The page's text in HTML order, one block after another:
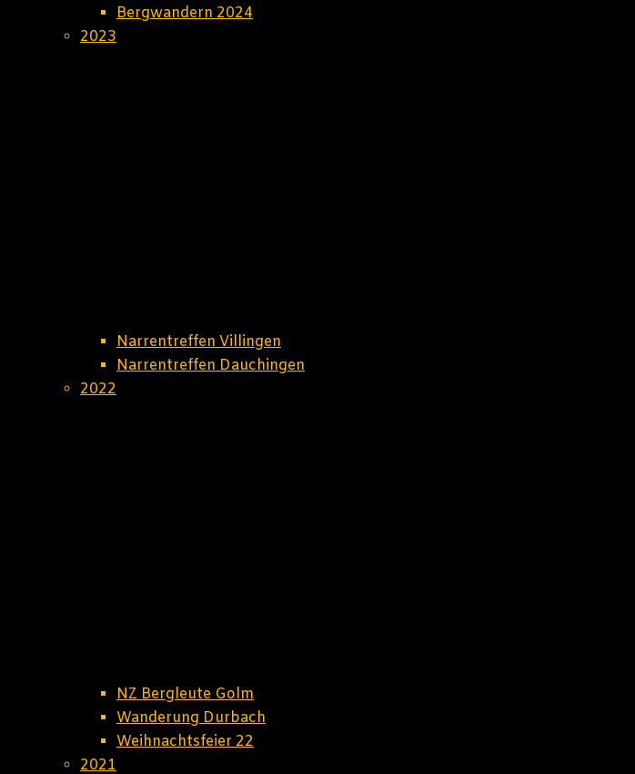
Bergwandern 2024
2023
Narrentreffen Villingen
Narrentreffen Dauchingen
2022
NZ Bergleute Golm
Wanderung Durbach
Weihnachtsfeier 22
2021